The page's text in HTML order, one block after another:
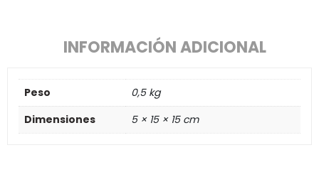
INFORMACIÓN ADICIONAL
Peso
0,5 kg
Dimensiones
5 × 15 × 15 cm